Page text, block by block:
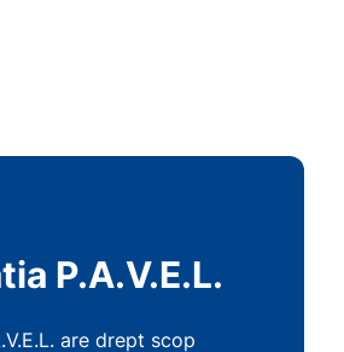
P.A.V.E.L.
are drept scop